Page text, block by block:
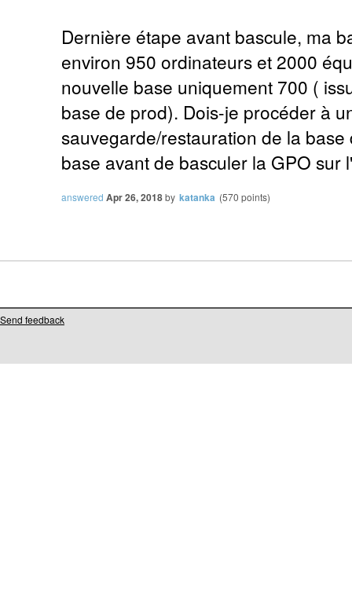
Dernière étape avant bascule, ma
environ 950 ordinateurs et 2000
nouvelle base uniquement 700 (
base de prod). Dois-je procéder à
sauvegarde/restauration de la
base avant de basculer la GPO sur
answered Apr 26, 2018by katanka (570 points)
Send feedback